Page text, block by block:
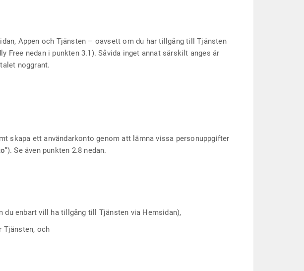
Appen och Tjänsten – oavsett om du har tillgång till Tjänsten
Free nedan i punkten 3.1). Såvida inget annat särskilt anges är
noggrant.
skapa ett användarkonto genom att lämna vissa personuppgifter
). Se även punkten 2.8 nedan.
du enbart vill ha tillgång till Tjänsten via Hemsidan),
Tjänsten, och